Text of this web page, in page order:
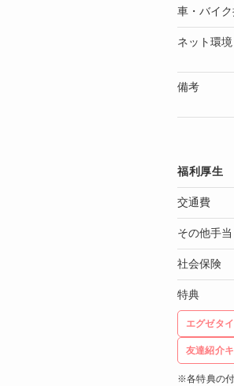
車・バイ
ネット環境
備考
福利厚生
交通費
その他手当
社会保険
特典
エグゼタ
友達紹介
※各特典の